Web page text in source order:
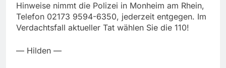
Hinweise nimmt die Polizei in Monheim am Rhein,
Telefon 02173 9594-6350, jederzeit entgegen. Im
Verdachtsfall aktueller Tat wählen Sie die 110!
— Hilden —